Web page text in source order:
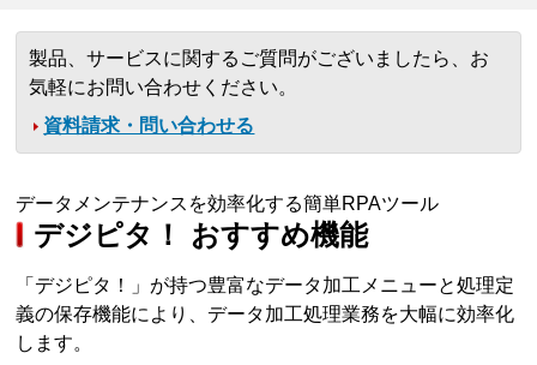
製品、サービスに関するご質問がございましたら、お
気軽にお問い合わせください。
資料請求・問い合わせる
データメンテナンスを効率化する簡単RPAツール
デジピタ！ おすすめ機能
「デジピタ！」が持つ豊富なデータ加工メニューと処理定
義の保存機能により、データ加工処理業務を大幅に効率化
します。